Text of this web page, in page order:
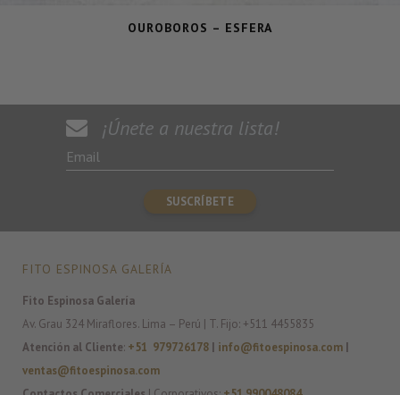
OUROBOROS – ESFERA
¡Únete a nuestra lista!
FITO ESPINOSA GALERÍA
Fito Espinosa Galería
Av. Grau 324 Miraflores. Lima – Perú | T. Fijo: +511 4455835
Atención al Cliente: +51 979726178 | info@fitoespinosa.com |
ventas@fitoespinosa.com